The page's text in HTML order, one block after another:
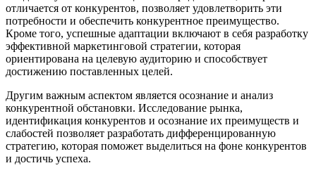
отличается от конкурентов, позволяет удовлетворить эти
потребности и обеспечить конкурентное преимущество.
Кроме того, успешные адаптации включают в себя разработку
эффективной маркетинговой стратегии, которая
ориентирована на целевую аудиторию и способствует
достижению поставленных целей.
Другим важным аспектом является осознание и анализ
конкурентной обстановки. Исследование рынка,
идентификация конкурентов и осознание их преимуществ и
слабостей позволяет разработать дифференцированную
стратегию, которая поможет выделиться на фоне конкурентов
и достичь успеха.